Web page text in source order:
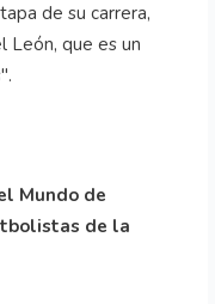
de su carrera,
León, que es un
Mundo de
de la